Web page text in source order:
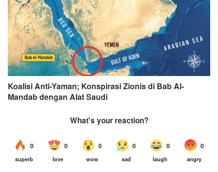
Koalisi Anti-Yaman; Konspirasi Zionis di Bab Al-
Mandab dengan Alat Saudi